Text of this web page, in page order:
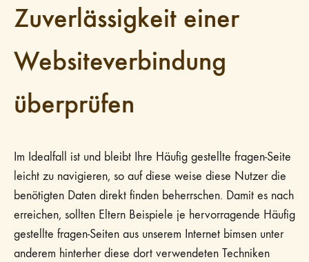
Zuverlässigkeit einer
Websiteverbindung
überprüfen
Im Idealfall ist und bleibt Ihre Häufig gestellte fragen-Seite
leicht zu navigieren, so auf diese weise diese Nutzer die
benötigten Daten direkt finden beherrschen. Damit es nach
erreichen, sollten Eltern Beispiele je hervorragende Häufig
gestellte fragen-Seiten aus unserem Internet bimsen unter
anderem hinterher diese dort verwendeten Techniken